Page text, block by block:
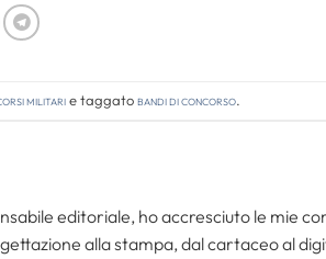
Militarie taggatobandi di concorso.
editoriale, ho accresciuto le mie
alla stampa, dal cartaceo al